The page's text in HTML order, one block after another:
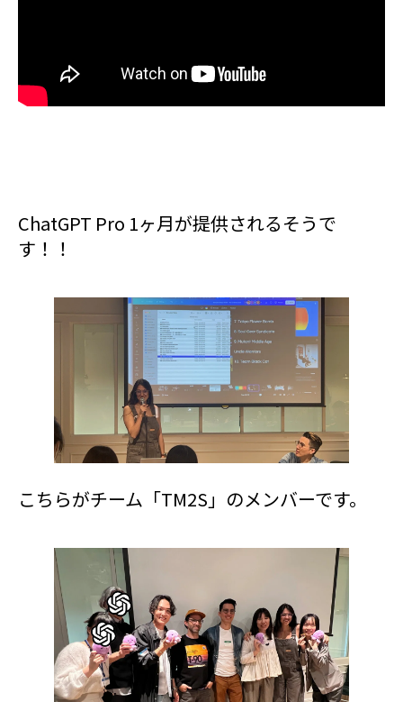
ChatGPT Pro 1ヶ月が提供されるそうで
す！！
こちらがチーム「TM2S」のメンバーです。